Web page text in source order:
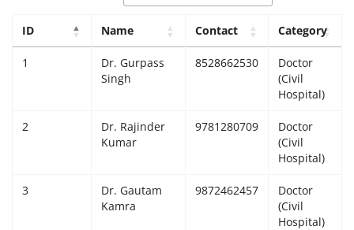
How to Reach Malout
Privacy Policy
History of Malout
Railway Time Table
ID Name Contact Category
1
Dr. Gurpass
Singh
8528662530
Doctor
(Civil
Hospital)
2
Dr. Rajinder
Kumar
9781280709
Doctor
(Civil
Hospital)
3
Dr. Gautam
Kamra
9872462457
Doctor
(Civil
Hospital)